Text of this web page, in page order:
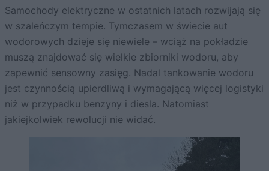
Samochody elektryczne w ostatnich latach rozwijają się
w szaleńczym tempie. Tymczasem w świecie aut
wodorowych dzieje się niewiele – wciąż na pokładzie
muszą znajdować się wielkie zbiorniki wodoru, aby
zapewnić sensowny zasięg. Nadal tankowanie wodoru
jest czynnością upierdliwą i wymagającą więcej logistyki
niż w przypadku benzyny i diesla. Natomiast
jakiejkolwiek rewolucji nie widać.